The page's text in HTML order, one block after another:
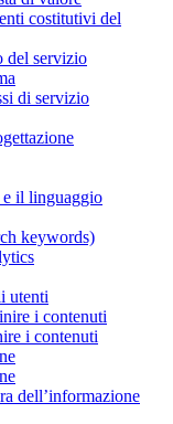
costitutivi del
del servizio
di servizio
e il linguaggio
keywords)
utenti
i contenuti
i contenuti
dell’informazione